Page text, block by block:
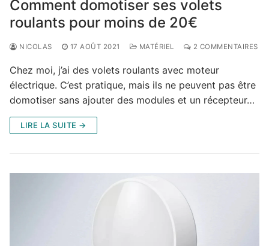
Comment domotiser ses volets
roulants pour moins de 20€
NICOLAS 17 AOÛT 2021 MATÉRIEL 2 COMMENTAIRES
Chez moi, j’ai des volets roulants avec moteur
électrique. C’est pratique, mais ils ne peuvent pas être
domotiser sans ajouter des modules et un récepteur…
LIRE LA SUITE →